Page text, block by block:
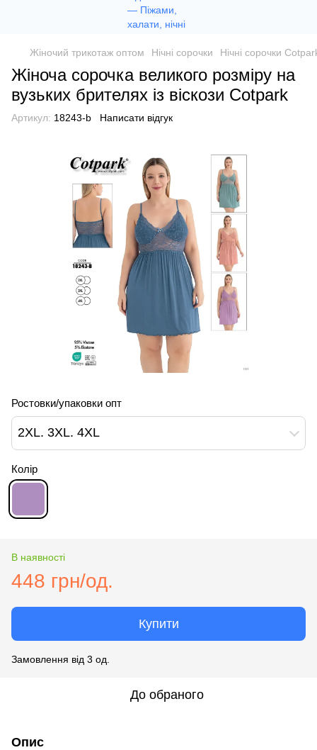
Жіночий трикотаж оптом Нічні сорочки Нічні сорочки
Жіноча сорочка великого розміру на
вузьких брителях із віскози Cotpark
Артикул: 18243-b Написати відгук
Ростовки/упаковки опт
2XL. 3XL. 4XL
Колір
В наявності
448 грн/од.
Купити
Замовлення від 3 од.
До обраного
Опис